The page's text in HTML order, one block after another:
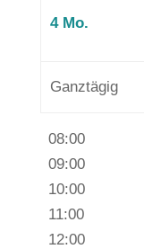
4 Mo.
Ganztägig
03:00
06:00
08:00
09:00
10:00
11:00
12:00